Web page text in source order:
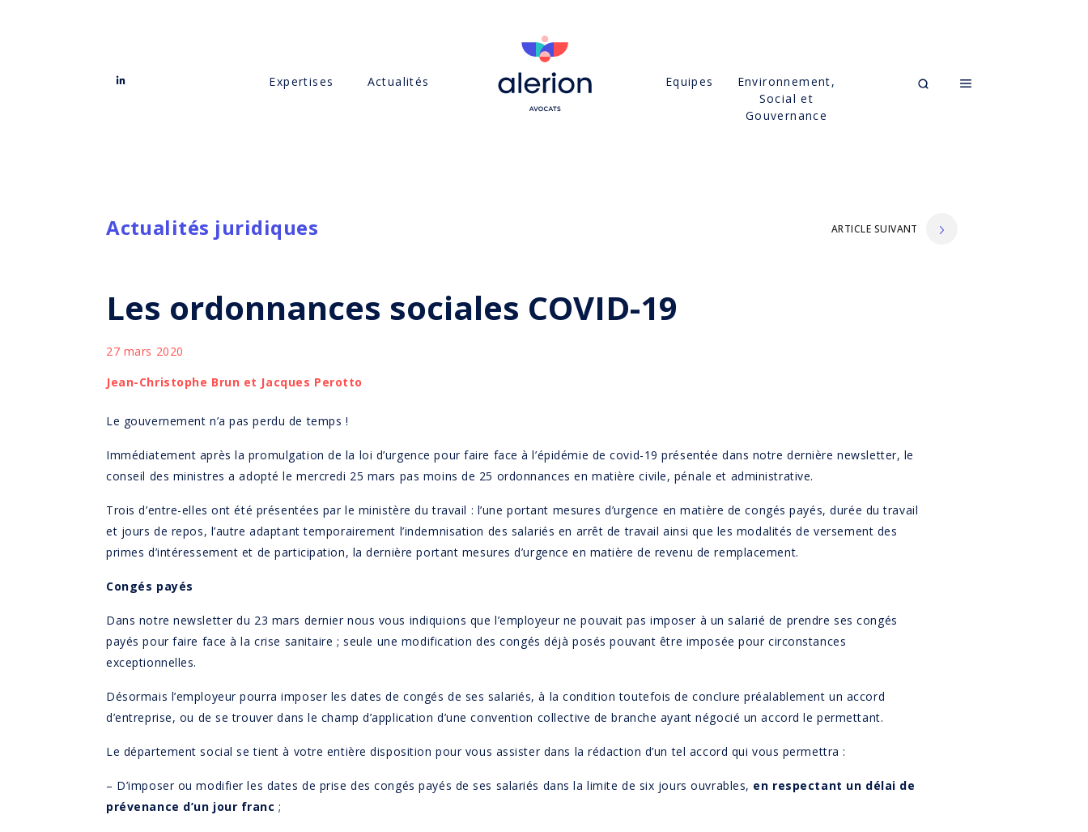
Expertises Actualités Equipes
Environnement,
Social et
Gouvernance
Actualités juridiques ARTICLE SUIVANT
Les ordonnances sociales COVID-19
27 mars 2020
Jean-Christophe Brun et Jacques Perotto
Le gouvernement n’a pas perdu de temps !
Immédiatement après la promulgation de la loi d’urgence pour faire face à l’épidémie de covid-19 présentée dans notre dernière newsletter, le
conseil des ministres a adopté le mercredi 25 mars pas moins de 25 ordonnances en matière civile, pénale et administrative.
Trois d’entre-elles ont été présentées par le ministère du travail : l’une portant mesures d’urgence en matière de congés payés, durée du travail
et jours de repos, l’autre adaptant temporairement l’indemnisation des salariés en arrêt de travail ainsi que les modalités de versement des
primes d’intéressement et de participation, la dernière portant mesures d’urgence en matière de revenu de remplacement.
Congés payés
Dans notre newsletter du 23 mars dernier nous vous indiquions que l’employeur ne pouvait pas imposer à un salarié de prendre ses congés
payés pour faire face à la crise sanitaire ; seule une modification des congés déjà posés pouvant être imposée pour circonstances
exceptionnelles.
Désormais l’employeur pourra imposer les dates de congés de ses salariés, à la condition toutefois de conclure préalablement un accord
d’entreprise, ou de se trouver dans le champ d’application d’une convention collective de branche ayant négocié un accord le permettant.
Le département social se tient à votre entière disposition pour vous assister dans la rédaction d’un tel accord qui vous permettra :
– D’imposer ou modifier les dates de prise des congés payés de ses salariés dans la limite de six jours ouvrables, en respectant un délai de
prévenance d’un jour franc ;